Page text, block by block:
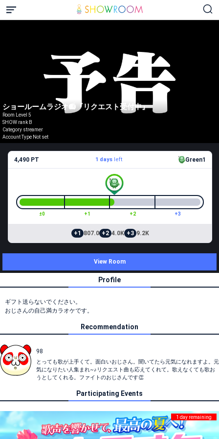
ショールームラジオ📻『リクエスト受付中』
Room Level 5
SHOW rank B
Category streamer
Account Type Not set
4,490 PT 1 daysleft Green1
±0 +1 +2 +3
+1 807.0 +2 4.0K +3 9.2K
View Room
Profile
ギフト送らないでください。
おじさんの自己満カラオケです。
Recommendation
98
とっても歌が上手くて。面白いおじさん。聞いてたら元気になれますよ。元
気になりたい人集まれ~♪リクエスト曲も応えてくれて。歌えなくても歌お
うとしてくれる。ファイトのおじさんです👏
Participating Events
1 day remaining